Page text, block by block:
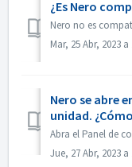
¿Es Nero
Mar, 25 Abr, 2023 a
Nero se abre
unidad.
Jue, 27 Abr, 2023 a